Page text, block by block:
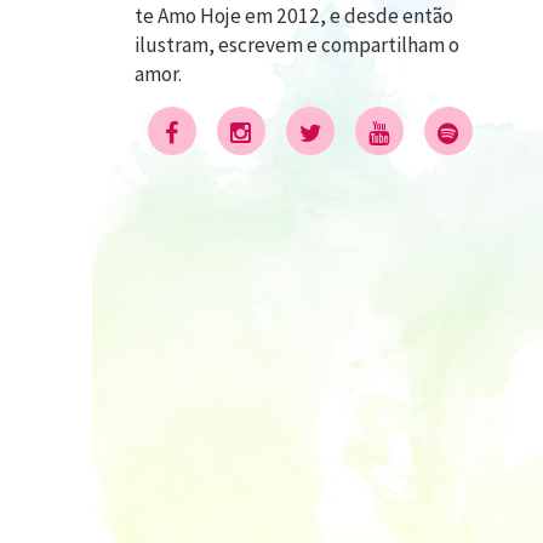
te Amo Hoje em 2012, e desde então
ilustram, escrevem e compartilham o
amor.